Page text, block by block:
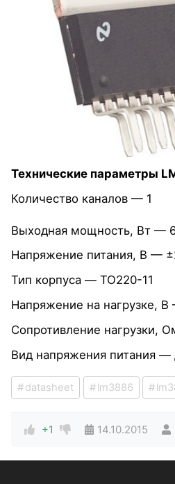
Технические параметры
Количество каналов — 1
Выходная мощность, Вт —
Напряжение питания, В —
Тип корпуса — TO220-11
Напряжение на нагрузке,
Сопротивление нагрузки,
Вид напряжения питания —
datasheet lm3886
+1 14.10.2015